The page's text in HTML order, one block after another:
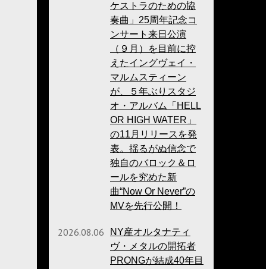
ケストラのための協
奏曲」25周年記念コ
ンサート来日公演
（９月）を目前に控
えたイングヴェイ・
マルムスティーン
が、５年ぶりスタジ
オ・アルバム「HELL
OR HIGH WATER」
の11月リリースを発
表。揺るがぬ信念で
独自のバロック＆ロ
ールを究めた新
曲“Now Or Never”の
MVを先行公開！
2026.08.06
NY産オルタナティ
ヴ・メタルの開拓者
PRONGが結成40年目